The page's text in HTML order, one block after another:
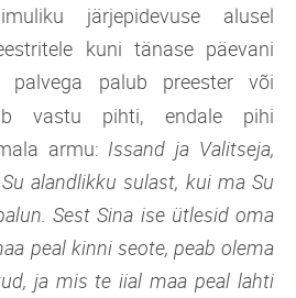
järjepidevuse alusel
kuni tänase päevani
palvega palub preester või
vastu pihti, endale pihi
armu: Issand ja Valitseja,
alandlikku sulast, kui ma Su
Sest Sina ise ütlesid oma
peal kinni seote, peab olema
ja mis te iial maa peal lahti